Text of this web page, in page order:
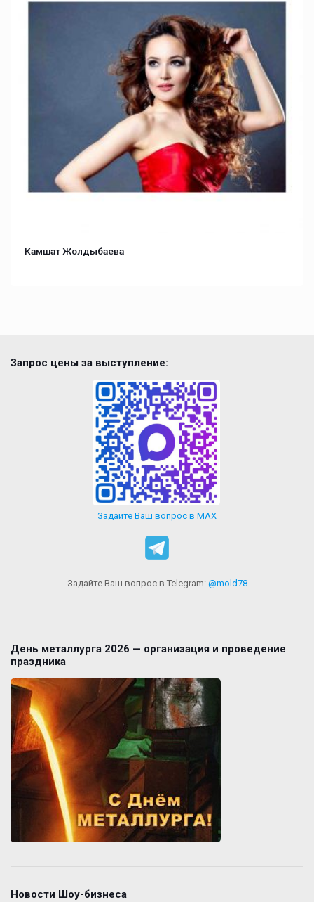
Камшат Жолдыбаева
Запрос цены за выступление:
Задайте Ваш вопрос в MAX
Задайте Ваш вопрос в Telegram: @mold78
День металлурга 2026 — организация и проведение
праздника
Новости Шоу-бизнеса